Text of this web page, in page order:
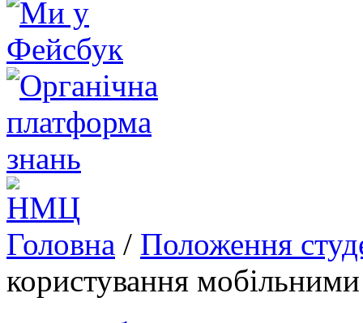
Головна / Положення
користування